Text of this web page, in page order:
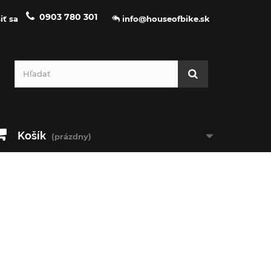
info@houseofbike.sk
0903 780 301
sa
Košík (prázdny)